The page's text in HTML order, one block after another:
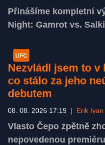
Přinášíme kompletní
Night: Gamrot vs.
UFC
Nezvládl jsem to v
co stálo za jeho
debutem
08. 08. 2026 17:19 Erik Ivan
Vlasto Čepo zpětně
nepovedenou